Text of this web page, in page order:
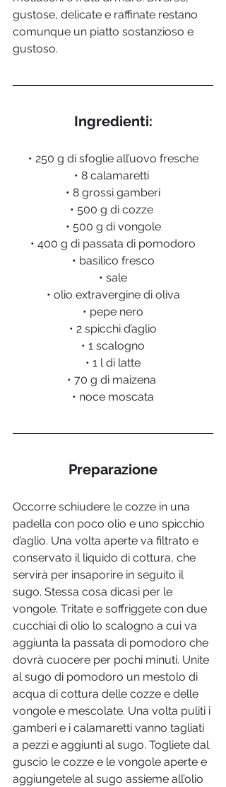
gustose, delicate e raffinate restano
comunque un piatto sostanzioso e
gustoso.
Ingredienti:
• 250 g di sfoglie all’uovo fresche
• 8 calamaretti
• 8 grossi gamberi
• 500 g di cozze
• 500 g di vongole
• 400 g di passata di pomodoro
• basilico fresco
• sale
• olio extravergine di oliva
• pepe nero
• 2 spicchi d’aglio
• 1 scalogno
• 1 l di latte
• 70 g di maizena
• noce moscata
Preparazione
Occorre schiudere le cozze in una
padella con poco olio e uno spicchio
d’aglio. Una volta aperte va filtrato e
conservato il liquido di cottura, che
servirà per insaporire in seguito il
sugo. Stessa cosa dicasi per le
vongole. Tritate e soffriggete con due
cucchiai di olio lo scalogno a cui va
aggiunta la passata di pomodoro che
dovrà cuocere per pochi minuti. Unite
al sugo di pomodoro un mestolo di
acqua di cottura delle cozze e delle
vongole e mescolate. Una volta puliti i
gamberi e i calamaretti vanno tagliati
a pezzi e aggiunti al sugo. Togliete dal
guscio le cozze e le vongole aperte e
aggiungetele al sugo assieme all’olio